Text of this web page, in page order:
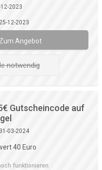
2023
12-2023
Zum Angebot
notwendig
Gutscheincode auf
03-2024
40 Euro
funktionieren